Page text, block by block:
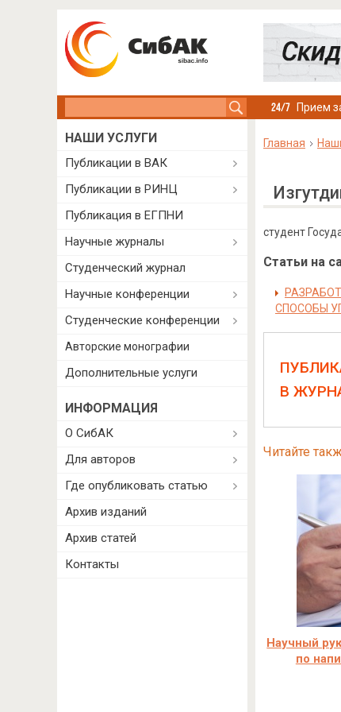
Прием
Главная
студент
Статьи на
СПОСОБЫ
В
Читайте
Научный
по
НАШИ УСЛУГИ
Публикации в ВАК
Публикации в РИНЦ
Публикация в ЕГПНИ
Научные журналы
Студенческий журнал
Научные конференции
Студенческие конференции
Авторские монографии
Дополнительные услуги
ИНФОРМАЦИЯ
О СибАК
Для авторов
Где опубликовать статью
Архив изданий
Архив статей
Контакты